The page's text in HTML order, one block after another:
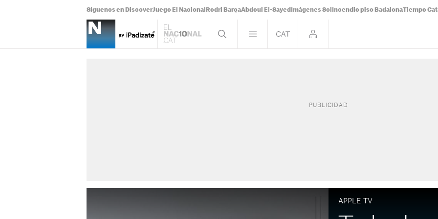
Síguenos en DiscoverJuego El Nacional Rodri BarçaAbdoul El-Sayed Imágenes Sol Incendio piso BadalonaTiempo
APPLE TV